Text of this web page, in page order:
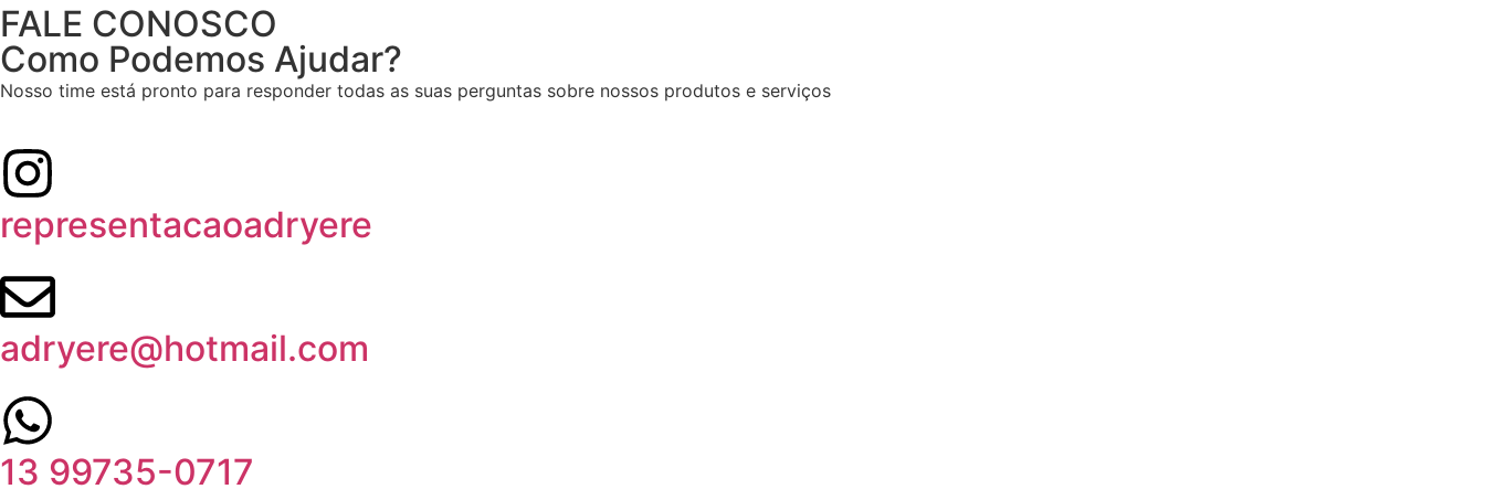
FALE CONOSCO
Como Podemos Ajudar?
Nosso time está pronto para responder todas as suas perguntas sobre nossos produtos e serviços
representacaoadryere
adryere@hotmail.com
13 99735-0717